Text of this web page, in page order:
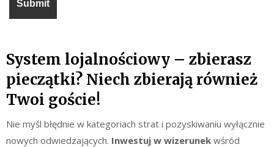
System lojalnościowy – zbierasz
pieczątki? Niech zbierają również
Twoi goście!
Nie myśl błędnie w kategoriach strat i pozyskiwaniu wyłącznie
nowych odwiedzających. Inwestuj w wizerunek wśród